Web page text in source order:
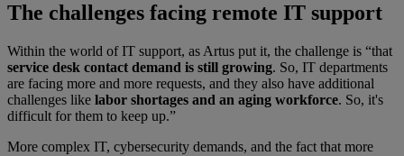
The challenges facing remote IT support
Within the world of IT support, as Artus put it, the challenge is “that
service desk contact demand is still growing. So, IT departments
are facing more and more requests, and they also have additional
challenges like labor shortages and an aging workforce. So, it's
difficult for them to keep up.”
More complex IT, cybersecurity demands, and the fact that more